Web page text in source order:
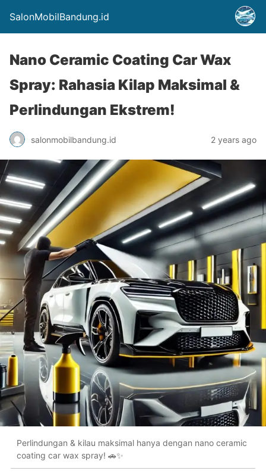
SalonMobilBandung.id
Nano Ceramic Coating Car Wax
Spray: Rahasia Kilap Maksimal &
Perlindungan Ekstrem!
salonmobilbandung.id 2 years ago
Perlindungan & kilau maksimal hanya dengan nano ceramic
coating car wax spray! 🚗✨